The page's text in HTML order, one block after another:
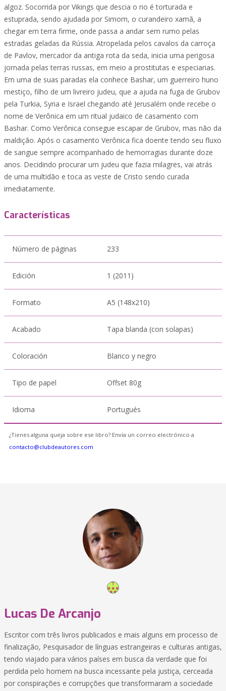
algoz. Socorrida por Vikings que descia o rio é torturada e
estuprada, sendo ajudada por Simom, o curandeiro xamã, a
chegar em terra firme, onde passa a andar sem rumo pelas
estradas geladas da Rússia. Atropelada pelos cavalos da carroça
de Pavlov, mercador da antiga rota da seda, inicia uma perigosa
jornada pelas terras russas, em meio a prostitutas e especiarias.
Em uma de suas paradas ela conhece Bashar, um guerreiro huno
mestiço, filho de um livreiro judeu, que a ajuda na fuga de Grubov
pela Turkia, Syria e Israel chegando até Jerusalém onde recebe o
nome de Verônica em um ritual judaico de casamento com
Bashar. Como Verônica consegue escapar de Grubov, mas não da
maldição. Após o casamento Verônica fica doente tendo seu fluxo
de sangue sempre acompanhado de hemorragias durante doze
anos. Decidindo procurar um judeu que fazia milagres, vai atrás
de uma multidão e toca as veste de Cristo sendo curada
imediatamente.
Características
Número de páginas 233
Edición 1 (2011)
Formato A5 (148x210)
Acabado Tapa blanda (con solapas)
Coloración Blanco y negro
Tipo de papel Offset 80g
Idioma Portugués
¿Tienes alguna queja sobre ese libro? Envía un correo electrónico a
contacto@clubdeautores.com
Lucas De Arcanjo
Escritor com três livros publicados e mais alguns em processo de
finalização, Pesquisador de línguas estrangeiras e culturas antigas,
tendo viajado para vários países em busca da verdade que foi
perdida pelo homem na busca incessante pela justiça, cerceada
por conspirações e corrupções que transformaram a sociedade